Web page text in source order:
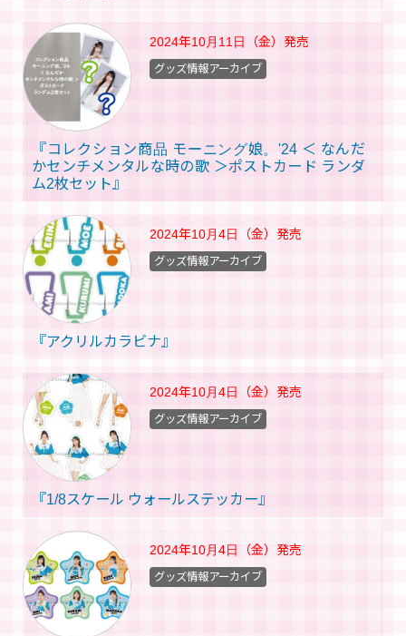
2024年10月11日（金） 発売
『コレクション商品 モーニング娘。'24 ＜ なんだ
かセンチメンタルな時の歌 ＞ポストカード ランダ
ム2枚セット』
グッズ情報アーカイブ
2024年10月4日（金） 発売
『アクリルカラビナ』
グッズ情報アーカイブ
2024年10月4日（金） 発売
『1/8スケール ウォールステッカー』
グッズ情報アーカイブ
2024年10月4日（金） 発売
グッズ情報アーカイブ